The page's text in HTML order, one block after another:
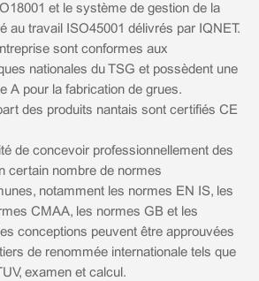
et le système de gestion de la
au travail ISO45001 délivrés par IQNET.
sont conformes aux
nationales du TSG et possèdent une
A pour la fabrication de grues.
des produits nantais sont certifiés CE
de concevoir professionnellement des
certain nombre de normes
notamment les normes EN IS, les
CMAA, les normes GB et les
conceptions peuvent être approuvées
de renommée internationale tels que
examen et calcul.